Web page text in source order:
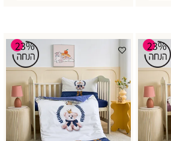
23%
23%